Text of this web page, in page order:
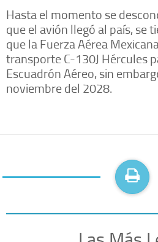
Hasta el momento se
que el avión llegó al país, se
que la Fuerza Aérea
transporte C-130J Hércules
Escuadrón Aéreo, sin
noviembre del 2028.